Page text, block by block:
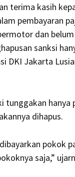
terima kasih
pembayaran
dan
sanksi
DKI Jakarta
hanya
dihapus.
pokok
saja,”